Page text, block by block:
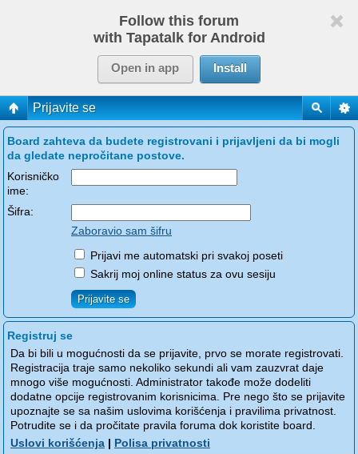
Follow this forum
with Tapatalk for Android
Open in app Install
Prijavite se
Board zahteva da budete registrovani i prijavljeni da bi mogli
da gledate nepročitane postove.
Korisničko
ime:
Šifra:
Zaboravio sam šifru
Prijavi me automatski pri svakoj poseti
Sakrij moj online status za ovu sesiju
Registruj se
Da bi bili u mogućnosti da se prijavite, prvo se morate registrovati.
Registracija traje samo nekoliko sekundi ali vam zauzvrat daje
mnogo više mogućnosti. Administrator takođe može dodeliti
dodatne opcije registrovanim korisnicima. Pre nego što se prijavite
upoznajte se sa našim uslovima korišćenja i pravilima privatnost.
Potrudite se i da pročitate pravila foruma dok koristite board.
Uslovi korišćenja | Polisa privatnosti